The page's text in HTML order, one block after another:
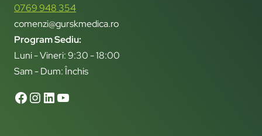
0769 948 354
comenzi@gurskmedica.ro
Program Sediu:
Luni - Vineri: 9:30 - 18:00
Sam - Dum: Închis